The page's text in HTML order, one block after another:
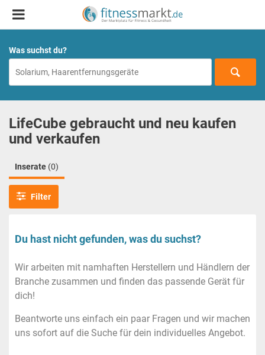
Was suchst du?
LifeCube gebraucht und neu kaufen
und verkaufen
Inserate (0)
Filter
Du hast nicht gefunden, was du suchst?
Wir arbeiten mit namhaften Herstellern und Händlern der
Branche zusammen und finden das passende Gerät für
dich!
Beantworte uns einfach ein paar Fragen und wir machen
uns sofort auf die Suche für dein individuelles Angebot.